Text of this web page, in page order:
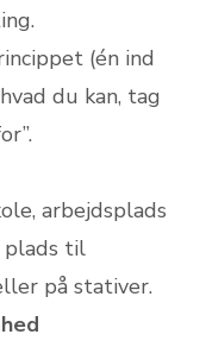
(én ind
du kan, tag
arbejdsplads
plads til
på stativer.